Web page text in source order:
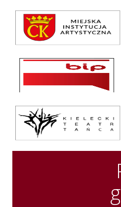
Repertuar
Teatr / Zespół
Szkoła
Przestrzenie
Warsztaty
Festiwal
Kurs